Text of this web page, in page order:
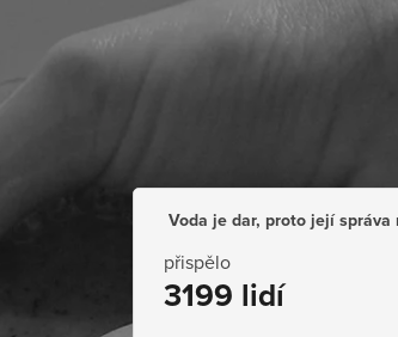
Voda je dar, proto její
přispělo
3199 lidí